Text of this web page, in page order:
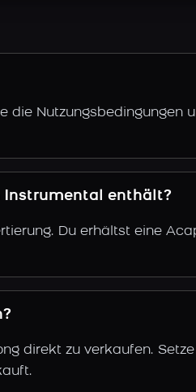
Nutzungsbedingungen
Instrumental enthält?
Du erhältst eine
direkt zu verkaufen.